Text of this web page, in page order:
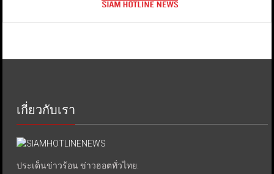
เกี่ยวกับเรา
ประเด็นข่าวร้อน ข่าวฮอตทั่วไทย.